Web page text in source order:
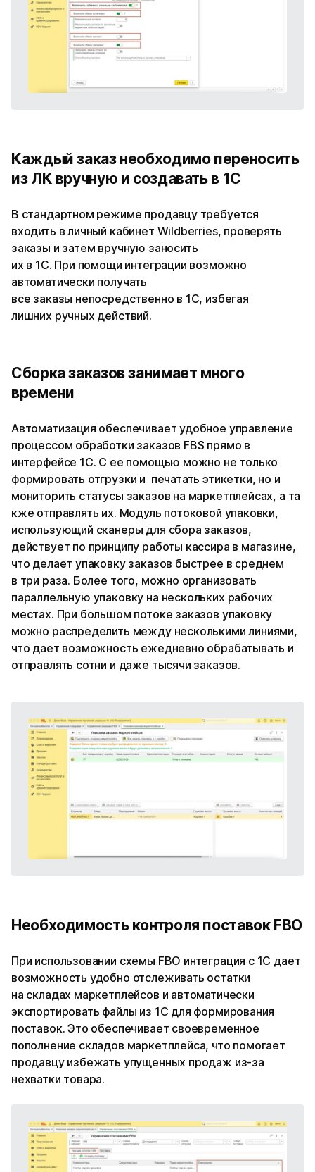
Каждый заказ необходимо переносить
из ЛК вручную и создавать в 1С
В стандартном режиме продавцу требуется
входить в личный кабинет Wildberries, проверять
заказы и затем вручную заносить
их в 1С. При помощи интеграции возможно
автоматически получать
все заказы непосредственно в 1С, избегая
лишних ручных действий.
Сборка заказов занимает много
времени
Автоматизация обеспечивает удобное управление
процессом обработки заказов FBS прямо в
интерфейсе 1С. С ее помощью можно не только
формировать отгрузки и печатать этикетки, но и
мониторить статусы заказов на маркетплейсах, а та
кже отправлять их. Модуль потоковой упаковки,
использующий сканеры для сбора заказов,
действует по принципу работы кассира в магазине,
что делает упаковку заказов быстрее в среднем
в три раза. Более того, можно организовать
параллельную упаковку на нескольких рабочих
местах. При большом потоке заказов упаковку
можно распределить между несколькими линиями,
что дает возможность ежедневно обрабатывать и
отправлять сотни и даже тысячи заказов.
Необходимость контроля поставок FBO
При использовании схемы FBO интеграция с 1С дает
возможность удобно отслеживать остатки
на складах маркетплейсов и автоматически
экспортировать файлы из 1С для формирования
поставок. Это обеспечивает своевременное
пополнение складов маркетплейса, что помогает
продавцу избежать упущенных продаж из-за
нехватки товара.